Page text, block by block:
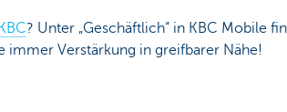
? Unter „Geschäftlich“ in KBC Mobile
immer Verstärkung in greifbarer Nähe!